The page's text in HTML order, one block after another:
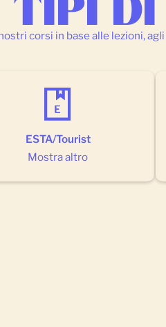
TIPI DI
corsi in base alle lezioni,
ESTA/Tourist
Mostra altro